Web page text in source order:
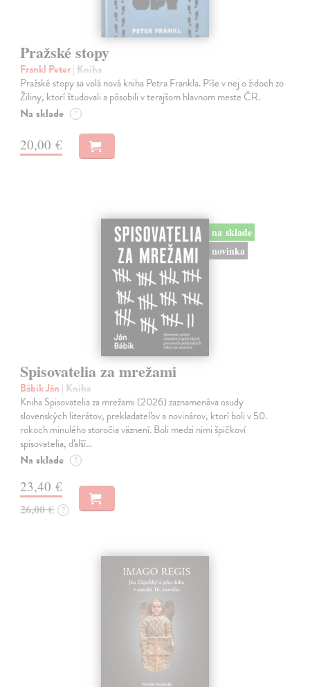
Pražské stopy
Frankl Peter| Kniha
Pražské stopy sa volá nová kniha Petra Frankla. Píše v nej o židoch zo
Žiliny, ktorí študovali a pôsobili v terajšom hlavnom meste ČR.
Na sklade ?
20,00 €
na sklade
novinka
Spisovatelia za mrežami
Bábik Ján | Kniha
Kniha Spisovatelia za mrežami (2026) zaznamenáva osudy
slovenských literátov, prekladateľov a novinárov, ktorí boli v 50.
rokoch minulého storočia väznení. Boli medzi nimi špičkoví
spisovatelia, ďalší…
Na sklade ?
23,40 €
26,00 € ?